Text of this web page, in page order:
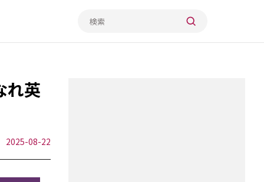
れ英
2025-08-22